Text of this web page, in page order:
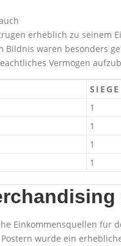
erheblich zu seinem
Bildnis waren besonders
Vermögen
SIEGE
1
1
1
1
Einkommensquellen für
wurde ein